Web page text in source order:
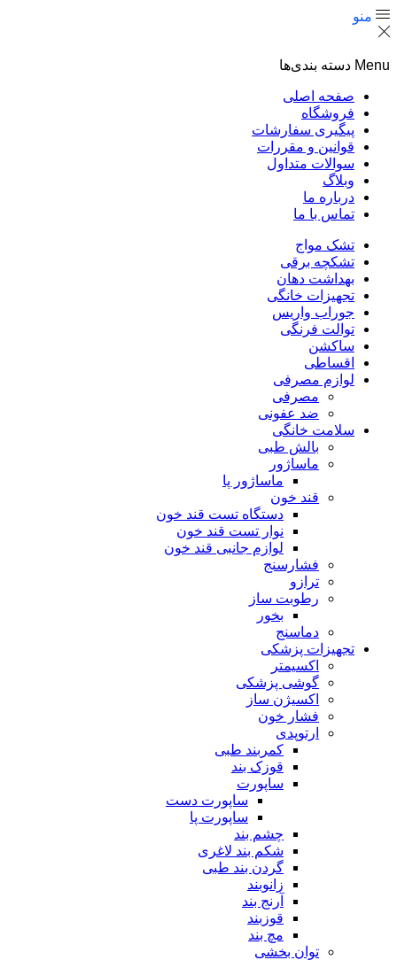
منو
Menu دسته بندی‌ها
صفحه اصلی
فروشگاه
پیگیری سفارشات
قوانین و مقررات
سوالات متداول
وبلاگ
درباره ما
تماس با ما
تشک مواج
تشکچه برقی
بهداشت دهان
تجهیزات خانگی
جوراب واریس
توالت فرنگی
ساکشن
اقساطی
لوازم مصرفی
مصرفی
ضد عفونی
سلامت خانگی
بالش طبی
ماساژور
ماساژور پا
قند خون
دستگاه تست قند خون
نوار تست قند خون
لوازم جانبی قند خون
فشارسنج
ترازو
رطوبت ساز
بخور
دماسنج
تجهیزات پزشکی
اکسیمتر
گوشی پزشکی
اکسیژن ساز
فشار خون
ارتوپدی
کمربند طبی
قوزک بند
ساپورت
ساپورت دست
ساپورت پا
چشم بند
شکم بند لاغری
گردن بند طبی
زانوبند
آرنج بند
قوزبند
مچ بند
توان بخشی